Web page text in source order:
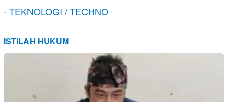
-TEKNOLOGI / TECHNO
ISTILAH HUKUM